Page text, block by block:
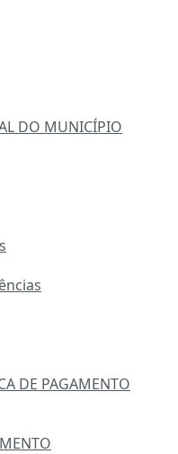
DO MUNICÍPIO
DE PAGAMENTO